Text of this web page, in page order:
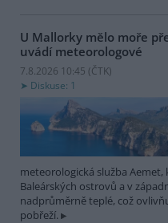
U Mallorky mělo moře
uvádí meteorologové
7.8.2026 10:45 (ČTK)
Diskuse: 1
meteorologická služba
Baleárských ostrovů a v
nadprůměrně teplé, což
pobřeží.